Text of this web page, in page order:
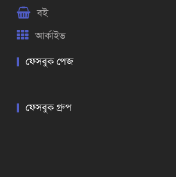
বই
আর্কাইভ
ফেসবুক পেজ
ফেসবুক গ্রুপ